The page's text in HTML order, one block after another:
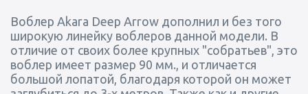
Воблер Akara Deep Arrow дополнил и без того
широкую линейку воблеров данной модели. В
отличие от своих более крупных "собратьев", это
воблер имеет размер 90 мм., и отличается
большой лопатой, благодаря которой он может